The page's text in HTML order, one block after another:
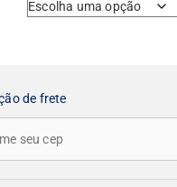
de frete